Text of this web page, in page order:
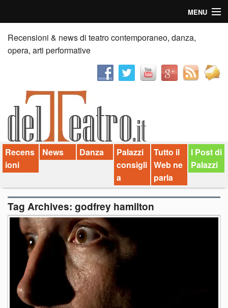
MENU
Home
Recensioni
News
Palazzi consiglia
Video
Chi siamo
Contatti
dT in English
Recensioni & news di teatro contemporaneo, danza,
opera, arti performative
Recens
ioni
News Danza
Palazzi
consigli
a
Tutto il
Web ne
parla
I Post di
Palazzi
Tag Archives: godfrey hamilton